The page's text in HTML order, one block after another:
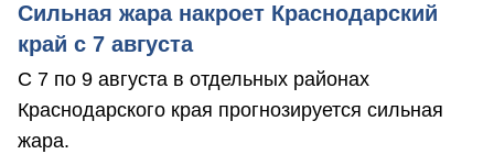
Сильная жара накроет Краснодарский
край с 7 августа
С 7 по 9 августа в отдельных районах
Краснодарского края прогнозируется сильная
жара.